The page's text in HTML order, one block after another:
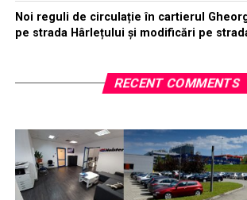
Noi reguli de circulație în cartierul
pe strada Hârlețului și modificări pe
RECENT COMMENTS